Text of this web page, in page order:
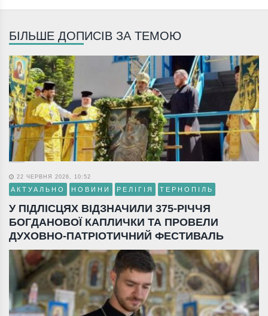
БІЛЬШЕ ДОПИСІВ ЗА ТЕМОЮ
22 ЧЕРВНЯ 2026, 10:52
АКТУАЛЬНО НОВИНИ РЕЛІГІЯ ТЕРНОПІЛЬ
У ПІДЛІСЦЯХ ВІДЗНАЧИЛИ 375-РІЧЧЯ
БОГДАНОВОЇ КАПЛИЧКИ ТА ПРОВЕЛИ
ДУХОВНО-ПАТРІОТИЧНИЙ ФЕСТИВАЛЬ